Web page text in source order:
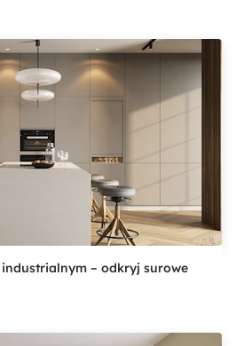
– odkryj surowe